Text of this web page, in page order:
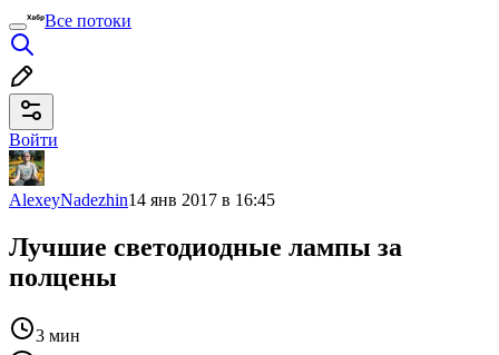
Все потоки
Войти
AlexeyNadezhin14 янв 2017 в 16:45
Лучшие светодиодные лампы за
полцены
3 мин